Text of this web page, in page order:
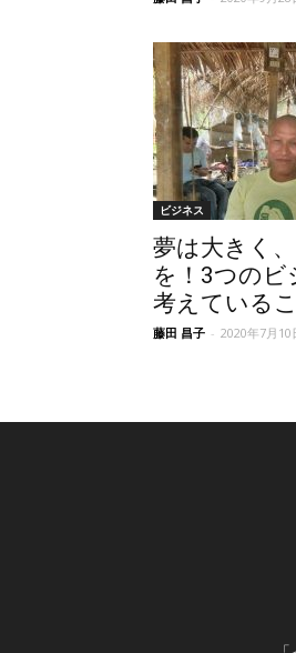
ビジネス
夢は大きく
を！3つのビ
考えている
藤田 昌子 - 2020年7月10